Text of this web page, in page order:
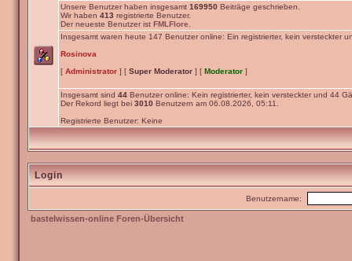
Unsere Benutzer haben insgesamt 169950 Beiträge geschrieben.
Wir haben 413 registrierte Benutzer.
Der neueste Benutzer ist FMLFlore
Insgesamt waren heute 147 Benutzer online: Ein registrierter, kein versteckter
Rosinova
[ Administrator ] [ Super Moderator ] [ Moderator ]
Insgesamt sind 44 Benutzer online: Kein registrierter, kein versteckter und 44
Der Rekord liegt bei 3010 Benutzern am 06.08.2026, 05:11.
Registrierte Benutzer: Keine
Login
Benutzername:
bastelwissen-online Foren-Übersicht